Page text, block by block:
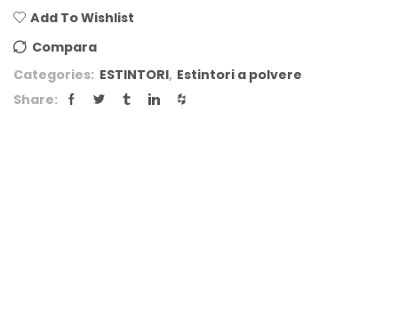
Add To Wishlist
Compara
Categories: ESTINTORI, Estintori a polvere
Share: